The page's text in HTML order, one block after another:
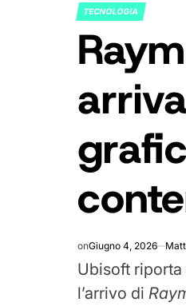
POSTED
TECNOLOGIA
onGiugno 4, 2026
Ubisoft
l’arrivo di